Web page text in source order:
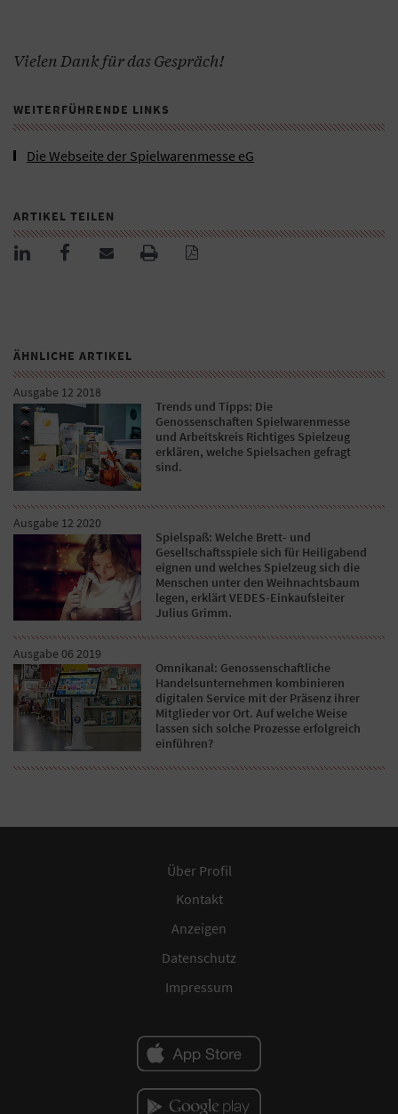
Vielen Dank für das Gespräch!
WEITERFÜHRENDE LINKS
Die Webseite der Spielwarenmesse eG
ARTIKEL TEILEN
ÄHNLICHE ARTIKEL
Ausgabe 12 2018
Trends und Tipps: Die
Genossenschaften Spielwarenmesse
und Arbeitskreis Richtiges Spielzeug
erklären, welche Spielsachen gefragt
sind.
Ausgabe 12 2020
Spielspaß: Welche Brett- und
Gesellschaftsspiele sich für Heiligabend
eignen und welches Spielzeug sich die
Menschen unter den Weihnachtsbaum
legen, erklärt VEDES-Einkaufsleiter
Julius Grimm.
Ausgabe 06 2019
Omnikanal: Genossenschaftliche
Handelsunternehmen kombinieren
digitalen Service mit der Präsenz ihrer
Mitglieder vor Ort. Auf welche Weise
lassen sich solche Prozesse erfolgreich
einführen?
Über Profil
Kontakt
Anzeigen
Datenschutz
Impressum